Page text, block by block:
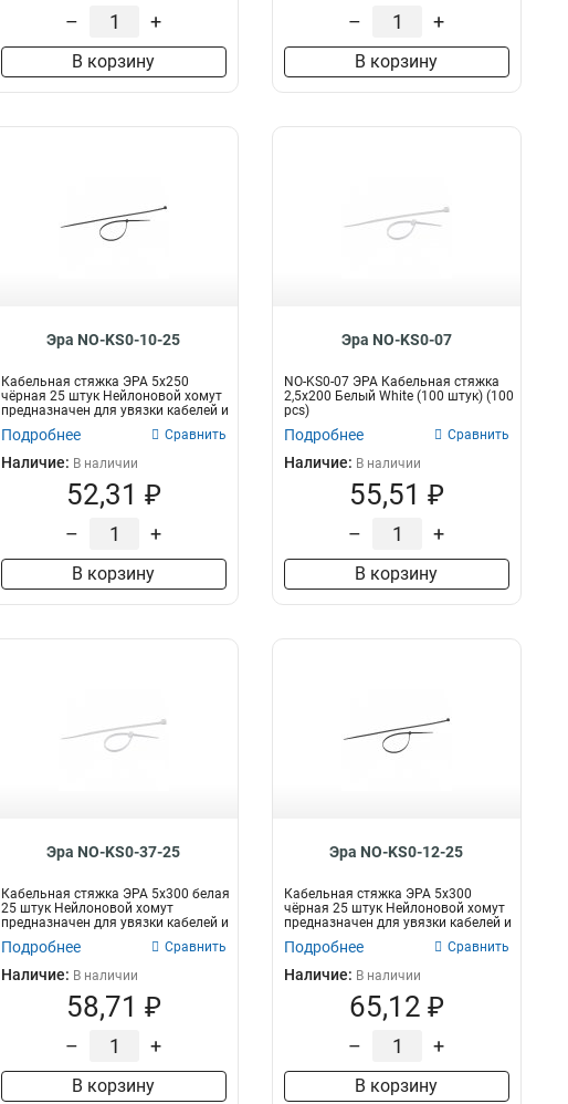
– +
В корзину
– +
В корзину
Эра NO-KS0-10-25
Кабельная стяжка ЭРА 5x250
чёрная 25 штук Нейлоновой хомут
предназначен для увязки кабелей и
Подробнее Сравнить
Наличие: В наличии
52,31 ₽
– +
В корзину
Эра NO-KS0-07
NO-KS0-07 ЭРА Кабельная стяжка
2,5х200 Белый White (100 штук) (100
pcs)
Подробнее Сравнить
Наличие: В наличии
55,51 ₽
– +
В корзину
Эра NO-KS0-37-25
Кабельная стяжка ЭРА 5x300 белая
25 штук Нейлоновой хомут
предназначен для увязки кабелей и
Подробнее Сравнить
Наличие: В наличии
58,71 ₽
– +
В корзину
Эра NO-KS0-12-25
Кабельная стяжка ЭРА 5x300
чёрная 25 штук Нейлоновой хомут
предназначен для увязки кабелей и
Подробнее Сравнить
Наличие: В наличии
65,12 ₽
– +
В корзину